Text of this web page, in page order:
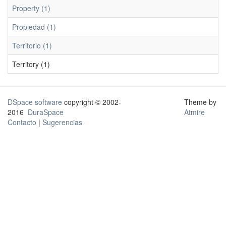
Property (1)
Propiedad (1)
Territorio (1)
Territory (1)
DSpace software copyright © 2002-
2016 DuraSpace
Contacto | Sugerencias
Theme by
Atmire